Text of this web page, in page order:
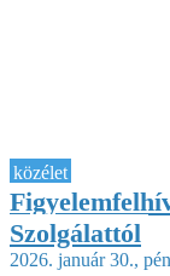
közélet
Szolgálattól
2026. január 30.,